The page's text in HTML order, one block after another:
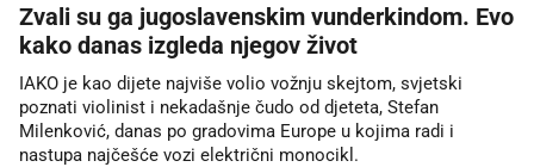
Zvali su ga jugoslavenskim vunderkindom. Evo
kako danas izgleda njegov život
IAKO je kao dijete najviše volio vožnju skejtom, svjetski
poznati violinist i nekadašnje čudo od djeteta, Stefan
Milenković, danas po gradovima Europe u kojima radi i
nastupa najčešće vozi električni monocikl.